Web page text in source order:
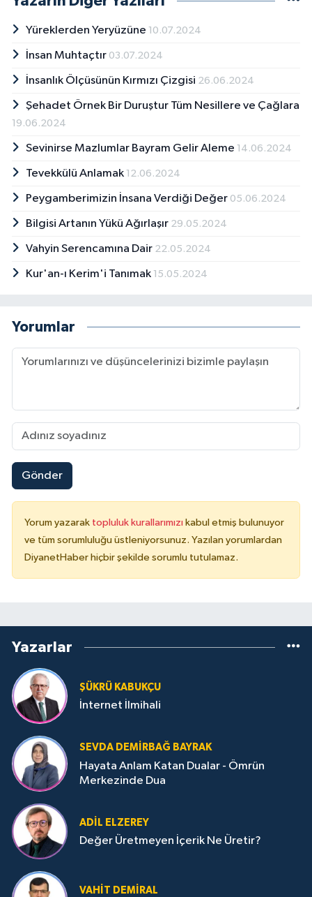
Yüreklerden Yeryüzüne 10.07.2024
İnsan Muhtaçtır 03.07.2024
İnsanlık Ölçüsünün Kırmızı Çizgisi 26.06.2024
Şehadet Örnek Bir Duruştur Tüm Nesillere ve Çağlara
19.06.2024
Sevinirse Mazlumlar Bayram Gelir Aleme 14.06.2024
Tevekkülü Anlamak 12.06.2024
Peygamberimizin İnsana Verdiği Değer 05.06.2024
Bilgisi Artanın Yükü Ağırlaşır 29.05.2024
Vahyin Serencamına Dair 22.05.2024
Kur'an-ı Kerim'i Tanımak 15.05.2024
Yorumlar
Gönder
Yorum yazarak topluluk kurallarımızı kabul etmiş bulunuyor
ve tüm sorumluluğu üstleniyorsunuz. Yazılan yorumlardan
DiyanetHaber hiçbir şekilde sorumlu tutulamaz.
Yazarlar
ŞÜKRÜ KABUKÇU
İnternet İlmihali
SEVDA DEMIRBAĞ BAYRAK
Hayata Anlam Katan Dualar - Ömrün
Merkezinde Dua
ADIL ELZEREY
Değer Üretmeyen İçerik Ne Üretir?
VAHIT DEMIRAL